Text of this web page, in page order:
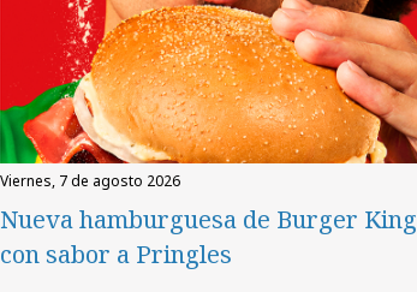
viernes, 7 de agosto 2026
Nueva hamburguesa de Burger King
con sabor a Pringles